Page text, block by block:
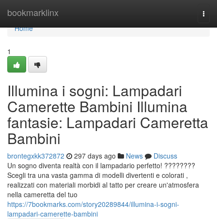
bookmarklinx
Home
Home
1
Illumina i sogni: Lampadari
Camerette Bambini Illumina
fantasie: Lampadari Cameretta
Bambini
brontegxkk372872 297 days ago News
Discuss
Un sogno diventa realtà con il lampadario perfetto! ????????
Scegli tra una vasta gamma di modelli divertenti e colorati ,
realizzati con materiali morbidi al tatto per creare un'atmosfera
nella cameretta del tuo
https://7bookmarks.com/story20289844/illumina-i-sogni-
lampadari-camerette-bambini